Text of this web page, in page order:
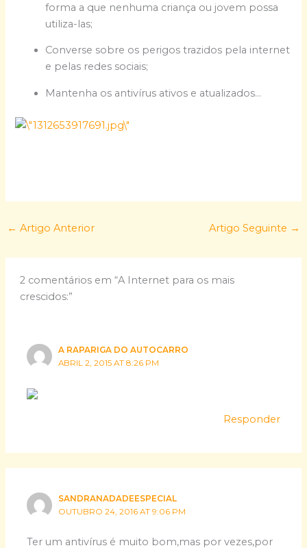
forma a que nenhuma criança ou jovem possa
utiliza-las;
Converse sobre os perigos trazidos pela internet
e pelas redes sociais;
Mantenha os antivírus ativos e atualizados…
← Artigo Anterior Artigo Seguinte →
2 comentários em “A Internet para os mais
crescidos:”
A RAPARIGA DO AUTOCARRO
ABRIL 2, 2015 AT 8:26 PM
Responder
SANDRANADADEESPECIAL
OUTUBRO 24, 2016 AT 9:06 PM
Ter um antivírus é muito bom,mas por vezes,por